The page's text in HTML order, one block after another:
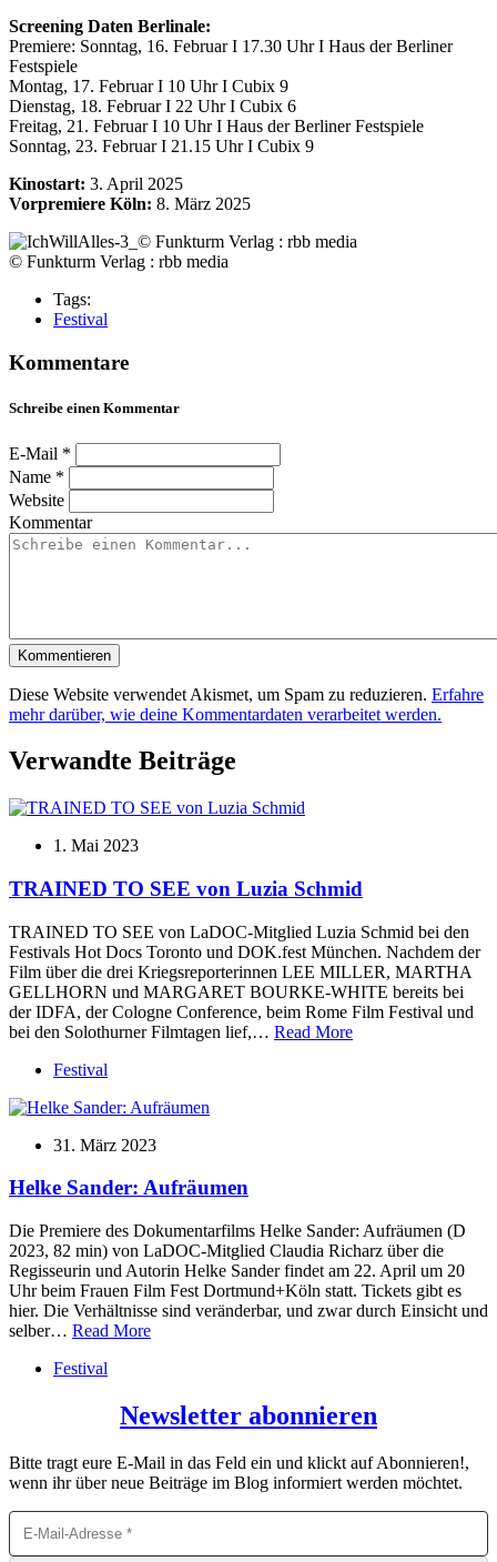
Screening Daten Berlinale:
Premiere: Sonntag, 16. Februar I 17.30 Uhr I Haus der Berliner
Festspiele
Montag, 17. Februar I 10 Uhr I Cubix 9
Dienstag, 18. Februar I 22 Uhr I Cubix 6
Freitag, 21. Februar I 10 Uhr I Haus der Berliner Festspiele
Sonntag, 23. Februar I 21.15 Uhr I Cubix 9
Kinostart: 3. April 2025
Vorpremiere Köln: 8. März 2025
© Funkturm Verlag : rbb media
Tags:
Festival
Kommentare
Schreibe einen Kommentar
E-Mail *
Name *
Website
Kommentar
Kommentieren
Diese Website verwendet Akismet, um Spam zu reduzieren. Erfahre
mehr darüber, wie deine Kommentardaten verarbeitet werden.
Verwandte Beiträge
1. Mai 2023
TRAINED TO SEE von Luzia Schmid
TRAINED TO SEE von LaDOC-Mitglied Luzia Schmid bei den
Festivals Hot Docs Toronto und DOK.fest München. Nachdem der
Film über die drei Kriegsreporterinnen LEE MILLER, MARTHA
GELLHORN und MARGARET BOURKE-WHITE bereits bei
der IDFA, der Cologne Conference, beim Rome Film Festival und
bei den Solothurner Filmtagen lief,… Read More
Festival
31. März 2023
Helke Sander: Aufräumen
Die Premiere des Dokumentarfilms Helke Sander: Aufräumen (D
2023, 82 min) von LaDOC-Mitglied Claudia Richarz über die
Regisseurin und Autorin Helke Sander findet am 22. April um 20
Uhr beim Frauen Film Fest Dortmund+Köln statt. Tickets gibt es
hier. Die Verhältnisse sind veränderbar, und zwar durch Einsicht und
selber… Read More
Festival
Newsletter abonnieren
Bitte tragt eure E-Mail in das Feld ein und klickt auf Abonnieren!,
wenn ihr über neue Beiträge im Blog informiert werden möchtet.